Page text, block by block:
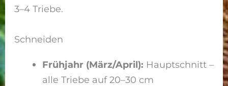
3–4 Triebe.
Schneiden
Frühjahr (März/April): Hauptschnitt –
alle Triebe auf 20–30 cm